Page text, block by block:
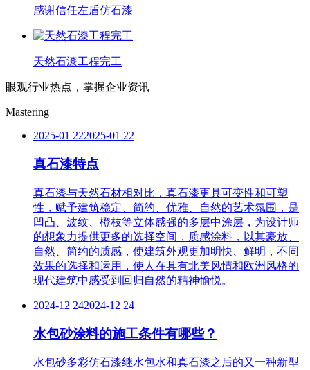
感谢信任左盾仿石漆
天然石漆工程完工
眼观行业热点，掌握企业资讯
Mastering
2025-01 222025-01 22
真石漆特点
真石漆与天然石材相对比，真石漆更具可变性和可塑
性，赋予建筑稳定、简约、优雅、自然的艺术氛围，是
凹凸、波纹、橙枝等立体感强的多层中涂层，为设计师
的想象力提供更多的选择空间，质感涂料，以其豪放、
自然、简约的质感，使建筑外观更加明快、鲜明，不同
效果的选择和运用，使人在具有北美风情和欧洲风格的
现代建筑中感受到回归自然的精神愉悦。
2024-12 242024-12 24
水包砂涂料的施工条件有哪些？
水包砂多彩仿石漆继水包水和真石漆之后的又一种新型